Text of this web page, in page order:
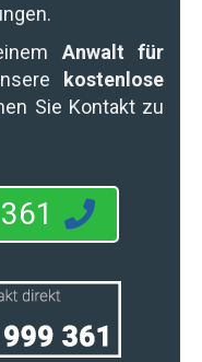
Anwalt für
kostenlose
Sie Kontakt zu